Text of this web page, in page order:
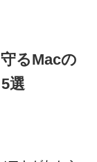
るMacの
選